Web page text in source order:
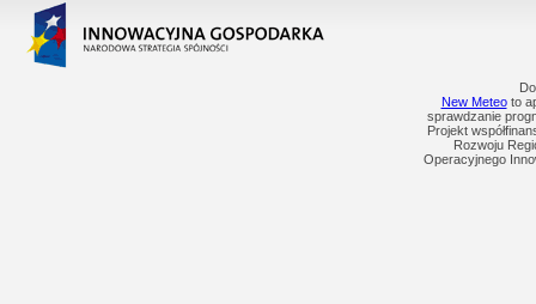
New Meteoto
sprawdzanie
Projekt
Rozwoju
Operacyjnego